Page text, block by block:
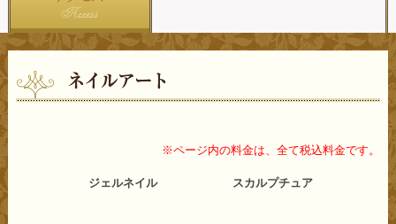
※ページ内の料金は、全て税込料金です。
ジェルネイル スカルプチュア